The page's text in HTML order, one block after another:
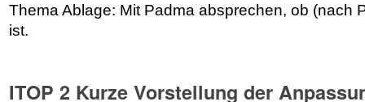
Thema Ablage: Mit Padma absprechen, ob (nach
ist.
ITOP 2 Kurze Vorstellung der